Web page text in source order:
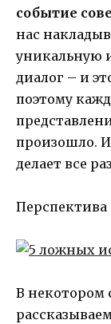
событие
нас
уникальную
диалог – и
поэтому
произошло. И
делает все
Перспектива
В некотором